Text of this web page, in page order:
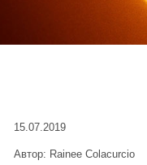
15.07.2019
Автор: Rainee Colacurcio